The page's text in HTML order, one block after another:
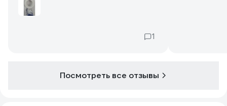
1
Посмотреть все отзывы